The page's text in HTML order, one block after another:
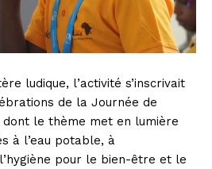
ludique, l’activité s’inscrivait
de la Journée de
dont le thème met en lumière
à l’eau potable, à
pour le bien-être et le